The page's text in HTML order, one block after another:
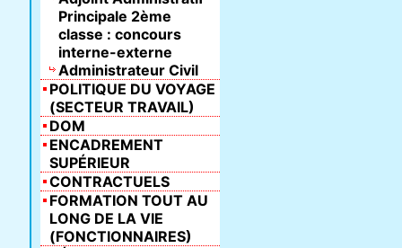
Principale 2ème
classe : concours
interne-externe
Administrateur Civil
POLITIQUE DU VOYAGE
(SECTEUR TRAVAIL)
DOM
ENCADREMENT
SUPÉRIEUR
CONTRACTUELS
FORMATION TOUT AU
LONG DE LA VIE
(FONCTIONNAIRES)